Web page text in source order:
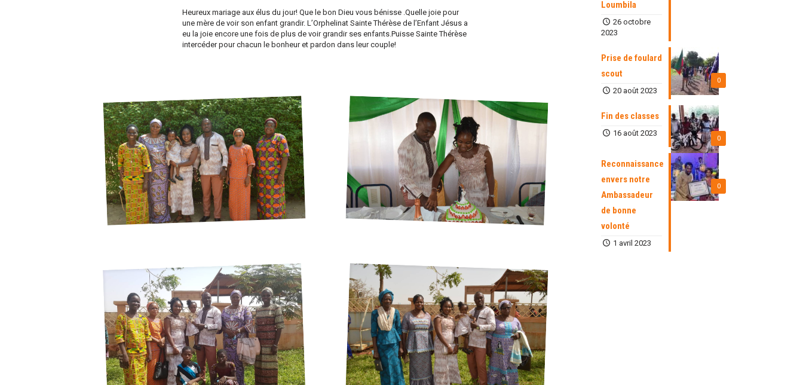
Heureux mariage aux élus du jour! Que le bon Dieu vous bénisse .Quelle joie pour
une mère de voir son enfant grandir. L’Orphelinat Sainte Thérèse de l’Enfant Jésus a
eu la joie encore une fois de plus de voir grandir ses enfants.Puisse Sainte Thérèse
intercéder pour chacun le bonheur et pardon dans leur couple!
Loumbila
26 octobre
2023
0
Prise de foulard
scout
20 août 2023
0
Fin des classes
16 août 2023
0
Reconnaissance
envers notre
Ambassadeur
de bonne
volonté
1 avril 2023